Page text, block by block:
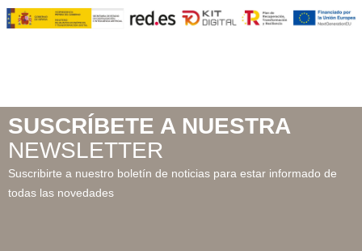
SUSCRÍBETE A NUESTRA
NEWSLETTER
Suscribirte a nuestro boletín de noticias para estar informado de
todas las novedades